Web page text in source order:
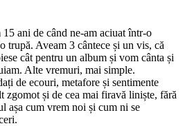
ani de când ne-am aciuat într-o
trupă. Aveam 3 cântece și un vis, că
cât pentru un album și vom cânta și
Alte vremuri, mai simple.
de ecouri, metafore și sentimente
zgomot și de cea mai firavă liniște, fără
așa cum vrem noi și cum ni se